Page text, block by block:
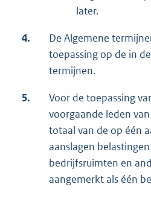
later.
4.
De Algemene
toepassing op de in
termijnen.
5.
Voor de toepassing
voorgaande leden
totaal van de op één
aanslagen
bedrijfsruimten en
aangemerkt als één